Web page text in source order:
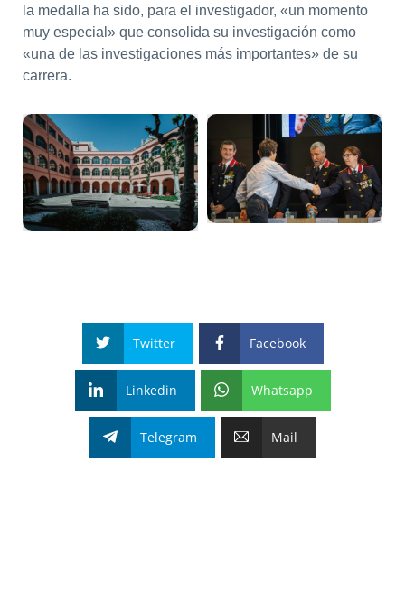
la medalla ha sido, para el investigador, «un momento
muy especial» que consolida su investigación como
«una de las investigaciones más importantes» de su
carrera.
Twitter Facebook
Linkedin Whatsapp
Telegram Mail